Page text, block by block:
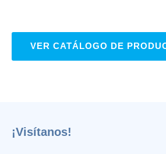
VER CATÁLOGO DE
¡Visítanos!